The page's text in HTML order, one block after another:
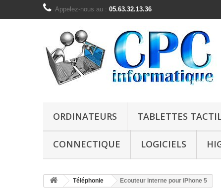
Appelez-nous au : 05.63.32.13.36
ORDINATEURS TABLETTES
CONNECTIQUE LOGICIELS
Téléphonie Ecouteur interne pour iPhone 5